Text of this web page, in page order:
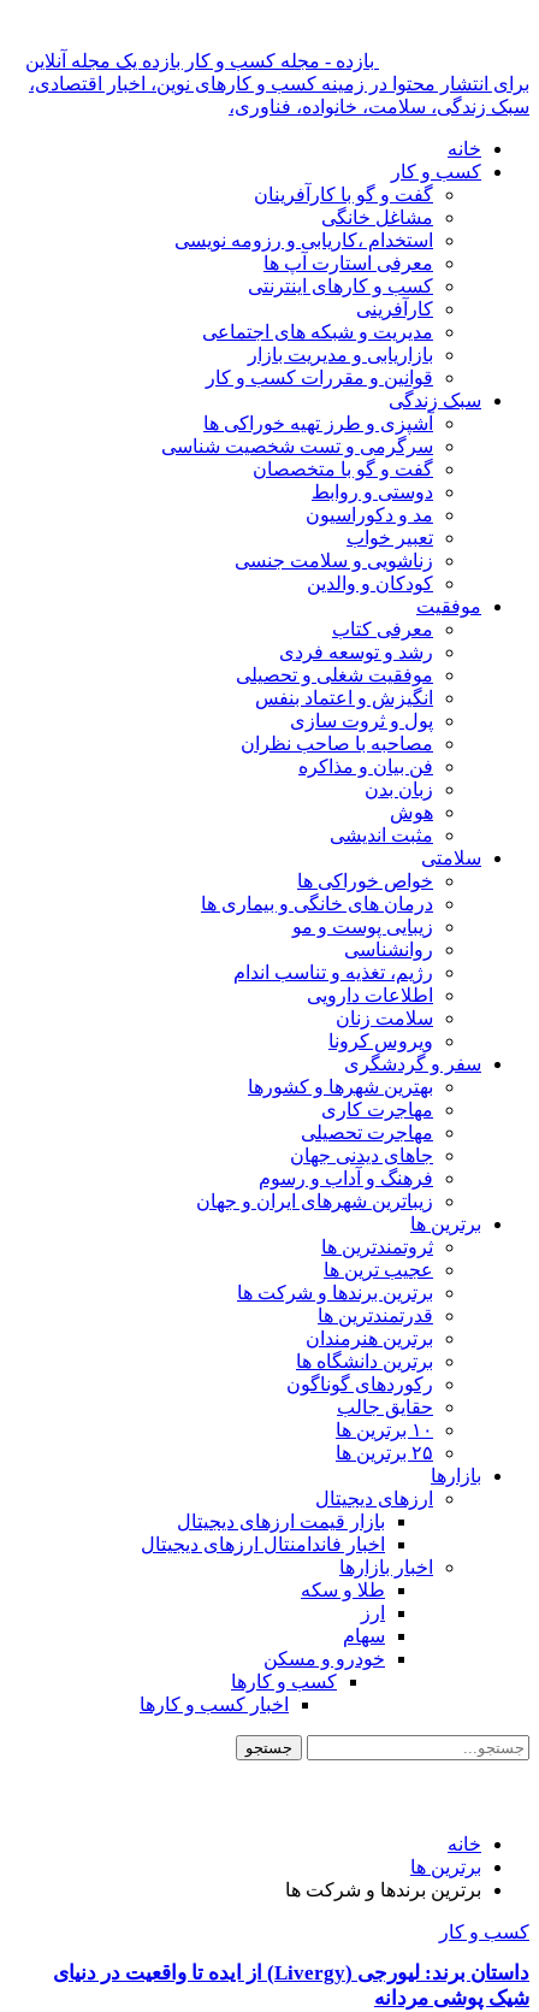
بازده - مجله کسب و کار بازده یک مجله آنلاین
برای انتشار محتوا در زمینه کسب و کارهای نوین، اخبار اقتصادی،
سبک زندگی، سلامت، خانواده، فناوری،
خانه
کسب و کار
گفت و گو با کارآفرینان
مشاغل خانگی
استخدام ،کاریابی و رزومه نویسی
معرفی استارت آپ ها
کسب و کارهای اینترنتی
کارآفرینی
مدیریت و شبکه های اجتماعی
بازاریابی و مدیریت بازار
قوانین و مقررات کسب و کار
سبک زندگی
آشپزی و طرز تهیه خوراکی ها
سرگرمی و تست شخصیت شناسی
گفت و گو با متخصصان
دوستی و روابط
مد و دکوراسیون
تعبیر خواب
زناشویی و سلامت جنسی
کودکان و والدین
موفقیت
معرفی کتاب
رشد و توسعه فردی
موفقیت شغلی و تحصیلی
انگیزش و اعتماد بنفس
پول و ثروت سازی
مصاحبه با صاحب نظران
فن بیان و مذاکره
زبان بدن
هوش
مثبت اندیشی
سلامتی
خواص خوراکی ها
درمان های خانگی و بیماری ها
زیبایی پوست و مو
روانشناسی
رژیم، تغذیه و تناسب اندام
اطلاعات دارویی
سلامت زنان
ویروس کرونا
سفر و گردشگری
بهترین شهرها و کشورها
مهاجرت کاری
مهاجرت تحصیلی
جاهای دیدنی جهان
فرهنگ و آداب و رسوم
زیباترین شهرهای ایران و جهان
برترین ها
ثروتمندترین ها
عجیب ترین ها
برترین برندها و شرکت ها
قدرتمندترین ها
برترین هنرمندان
برترین دانشگاه ها
رکوردهای گوناگون
حقایق جالب
۱۰ برترین ها
۲۵ برترین ها
بازارها
ارزهای دیجیتال
بازار قیمت ارزهای دیجیتال
اخبار فاندامنتال ارزهای دیجیتال
اخبار بازارها
طلا و سکه
ارز
سهام
خودرو و مسکن
کسب و کارها
اخبار کسب و کارها
خانه
برترین ها
برترین برندها و شرکت ها
کسب و کار
داستان برند: لیورجی (Livergy) از ایده تا واقعیت در دنیای
شیک پوشی مردانه